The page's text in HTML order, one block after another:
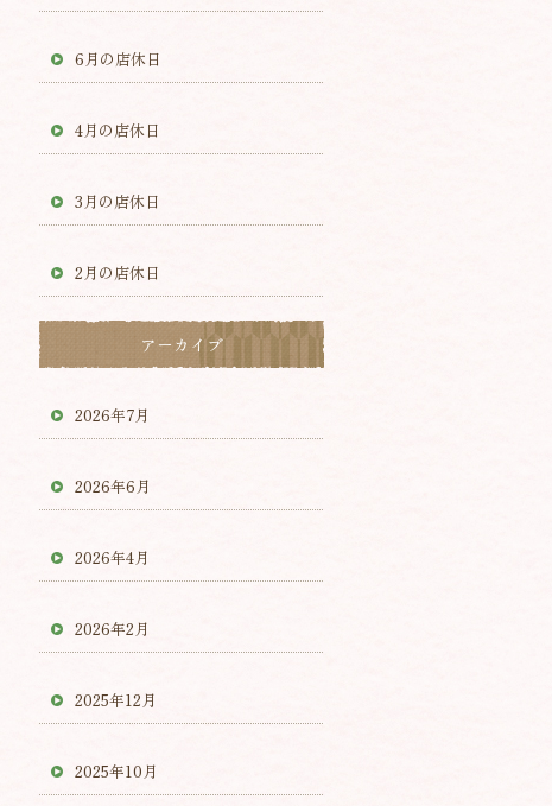
6月の店休日
4月の店休日
3月の店休日
2月の店休日
アーカイブ
2026年7月
2026年6月
2026年4月
2026年2月
2025年12月
2025年10月